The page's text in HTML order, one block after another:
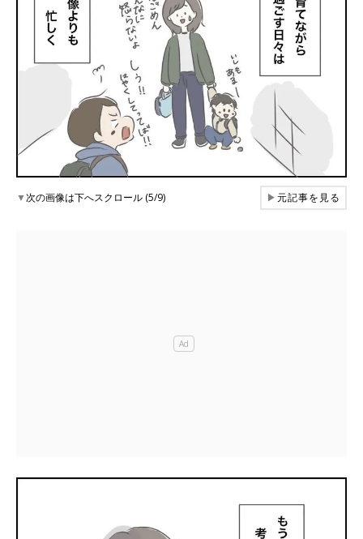
▼次の画像は下へスクロール (5/9) ▶元記事を見る